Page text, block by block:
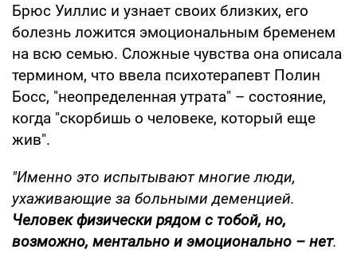
Брюс Уиллис и узнает своих близких, его
болезнь ложится эмоциональным бременем
на всю семью. Сложные чувства она описала
термином, что ввела психотерапевт Полин
Босс, "неопределенная утрата" – состояние,
когда "скорбишь о человеке, который еще
жив".
"Именно это испытывают многие люди,
ухаживающие за больными деменцией.
Человек физически рядом с тобой, но,
возможно, ментально и эмоционально – нет.